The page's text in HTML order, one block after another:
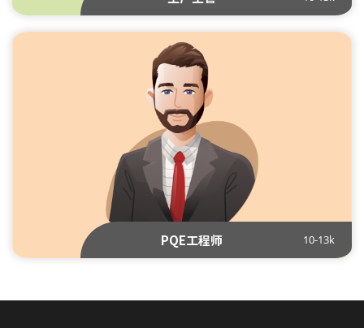
PQE工程师 10-13k